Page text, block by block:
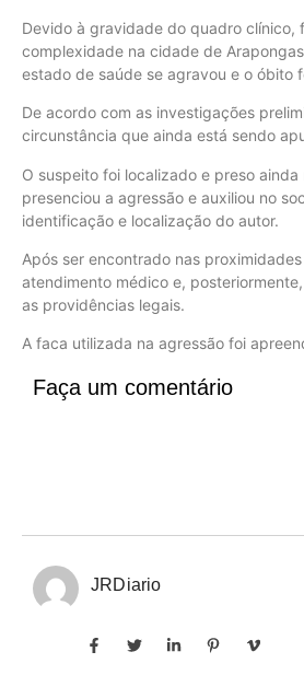
Devido à gravidade do quadro clínico,
complexidade na cidade de
estado de saúde se agravou e o óbito
De acordo com as investigações
circunstância que ainda está sendo
O suspeito foi localizado e preso
presenciou a agressão e auxiliou no
identificação e localização do autor.
Após ser encontrado nas
atendimento médico e,
as providências legais.
A faca utilizada na agressão foi
Faça um comentário
JRDiario